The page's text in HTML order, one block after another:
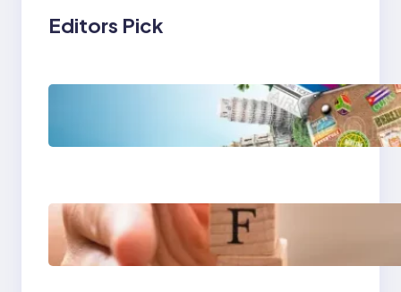
Editors Pick
Tren Traveling 2025:
Liburan Cerdas,
Ramah Lingkungan,
Gaya Hidup Seimbang
2025: Kesehatan
Mental, Produktivitas,